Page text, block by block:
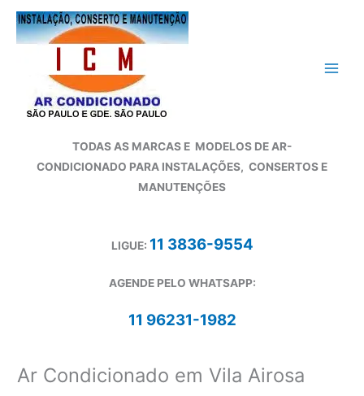
para
TODAS AS MARCAS E MODELOS DE AR-
CONDICIONADO PARA INSTALAÇÕES, CONSERTOS E
MANUTENÇÕES
LIGUE: 11 3836-9554
AGENDE PELO WHATSAPP:
11 96231-1982
Ar Condicionado em Vila Airosa